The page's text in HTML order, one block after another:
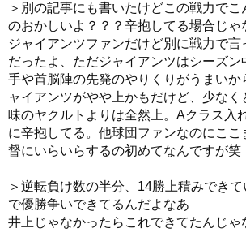
＞別の記事にも書いたけどこの戦力でこ
のおかしいよ？？？辛抱してる場合じゃ
ジャイアンツファンだけど別に戦力で言
だったよ、ただジャイアンツはシーズン
手や首脳陣の先発のやりくりがうまいか
ャイアンツがやや上かもだけど、少な
味のヤクルトよりは全然上。Aクラス入
に辛抱してる。他球団ファンなのにここ
督にいらいらするの初めてなんですが笑
＞逆転負け数の半分、14勝上積みでき
で優勝争いできてるんだよなあ
井上じゃなかったらこれできてたんじゃ